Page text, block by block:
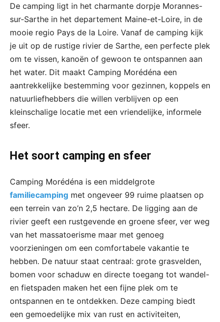
De camping ligt in het charmante dorpje Morannes-
sur-Sarthe in het departement Maine-et-Loire, in de
mooie regio Pays de la Loire. Vanaf de camping kijk
je uit op de rustige rivier de Sarthe, een perfecte plek
om te vissen, kanoën of gewoon te ontspannen aan
het water. Dit maakt Camping Morédéna een
aantrekkelijke bestemming voor gezinnen, koppels en
natuurliefhebbers die willen verblijven op een
kleinschalige locatie met een vriendelijke, informele
sfeer.
Het soort camping en sfeer
Camping Morédéna is een middelgrote
familiecamping met ongeveer 99 ruime plaatsen op
een terrein van zo’n 2,5 hectare. De ligging aan de
rivier geeft een rustgevende en groene sfeer, ver weg
van het massatoerisme maar met genoeg
voorzieningen om een comfortabele vakantie te
hebben. De natuur staat centraal: grote grasvelden,
bomen voor schaduw en directe toegang tot wandel-
en fietspaden maken het een fijne plek om te
ontspannen en te ontdekken. Deze camping biedt
een gemoedelijke mix van rust en activiteiten,